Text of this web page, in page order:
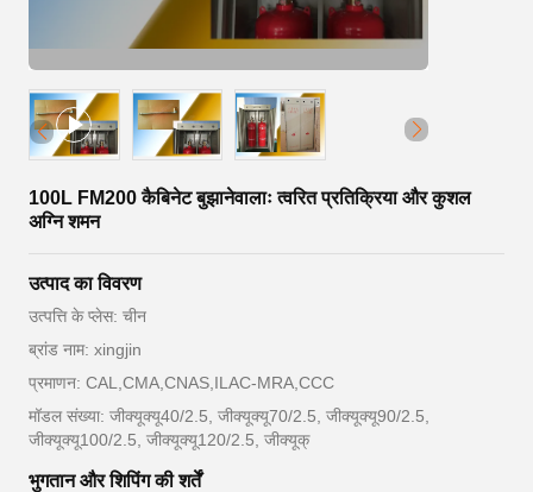
100L FM200 कैबिनेट बुझानेवालाः त्वरित प्रतिक्रिया और कुशल
अग्नि शमन
उत्पाद का विवरण
उत्पत्ति के प्लेस: चीन
ब्रांड नाम: xingjin
प्रमाणन: CAL,CMA,CNAS,ILAC-MRA,CCC
मॉडल संख्या: जीक्यूक्यू40/2.5, जीक्यूक्यू70/2.5, जीक्यूक्यू90/2.5,
जीक्यूक्यू100/2.5, जीक्यूक्यू120/2.5, जीक्यूक्
भुगतान और शिपिंग की शर्तें